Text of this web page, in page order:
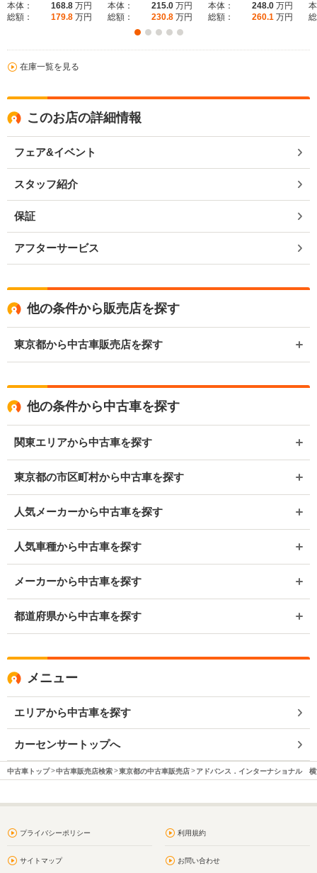
本体： 168.8 万円
総額：
179.8 万円
本体： 215.0 万円
総額：
230.8 万円
本体： 248.0 万円
総額：
260.1 万円
在庫一覧を見る
このお店の詳細情報
フェア&イベント
スタッフ紹介
保証
アフターサービス
他の条件から販売店を探す
東京都から中古車販売店を探す
他の条件から中古車を探す
関東エリアから中古車を探す
東京都の市区町村から中古車を探す
人気メーカーから中古車を探す
人気車種から中古車を探す
メーカーから中古車を探す
都道府県から中古車を探す
メニュー
エリアから中古車を探す
カーセンサートップへ
中古車トップ 中古車販売店検索 東京都の中古車販売店 アドバンス．インターナショナル
プライバシーポリシー 利用規約
サイトマップ お問い合わせ